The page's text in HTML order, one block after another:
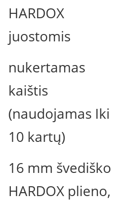
HARDOX
juostomis
nukertamas
kaištis
(naudojamas Iki
10 kartų)
16 mm švediško
HARDOX plieno,